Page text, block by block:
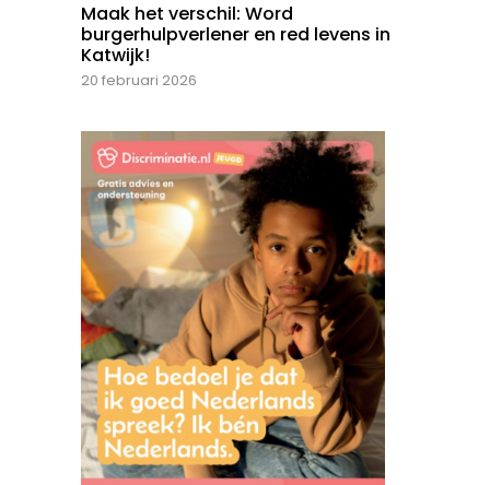
Maak het verschil: Word
burgerhulpverlener en red levens in
Katwijk!
20 februari 2026